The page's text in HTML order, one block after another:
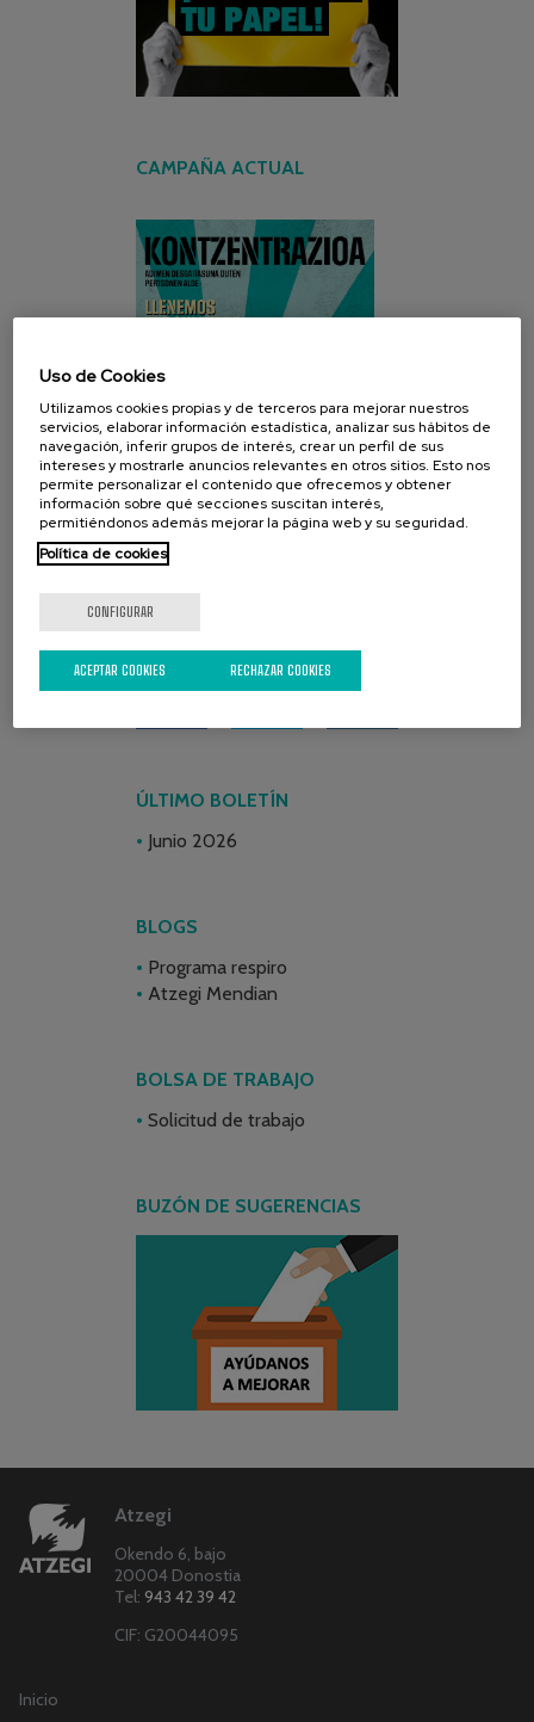
CAMPAÑA ACTUAL
REDES SOCIALES
ÚLTIMO BOLETÍN
Junio 2026
BLOGS
Programa respiro
Atzegi Mendian
BOLSA DE TRABAJO
Solicitud de trabajo
BUZÓN DE SUGERENCIAS
Atzegi
Okendo 6, bajo
20004 Donostia
Tel: 943 42 39 42
CIF: G20044095
Inicio
Uso de Cookies
Utilizamos cookies propias y de terceros para mejorar nuestros
servicios, elaborar información estadística, analizar sus hábitos de
navegación, inferir grupos de interés, crear un perfil de sus
intereses y mostrarle anuncios relevantes en otros sitios. Esto nos
permite personalizar el contenido que ofrecemos y obtener
información sobre qué secciones suscitan interés,
permitiéndonos además mejorar la página web y su seguridad.
Política de cookies
CONFIGURAR
RECHAZAR COOKIES
ACEPTAR COOKIES